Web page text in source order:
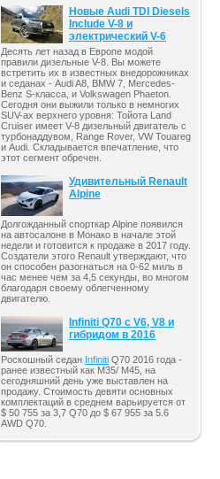
Новые Audi TDI Diesels
Include V-8 и
электрический V-6
Десять лет назад в Европе модой
правили дизельные V-8. Вы можете
встретить их в известных внедорожниках
и седанах - Audi A8, BMW 7, Mercedes-
Benz S-класса, и Volkswagen Phaeton.
Сегодня они выжили только в немногих
SUV-ах верхнего уровня: Тойота Land
Cruiser имеет V-8 дизельный двигатель с
турбонаддувом, Range Rover, VW Touareg
и Audi. Складывается впечатление, что
этот сегмент обречен.
Удивительный Renault
Alpine
Долгожданный спорткар Alpine появился
на автосалоне в Монако в начале этой
недели и готовится к продаже в 2017 году.
Создатели этого Renault утверждают, что
он способен разогнаться на 0-62 миль в
час менее чем за 4,5 секунды, во многом
благодаря своему облегченному
двигателю.
Infiniti Q70 с V6, V8 и
гибридом в 2016
Роскошный седан Infiniti Q70 2016 года -
ранее известный как M35/ M45, на
сегодняшний день уже выставлен на
продажу. Стоимость девяти основных
комплектаций в среднем варьируется от
$ 50 755 за 3,7 Q70 до $ 67 955 за 5.6
AWD Q70.